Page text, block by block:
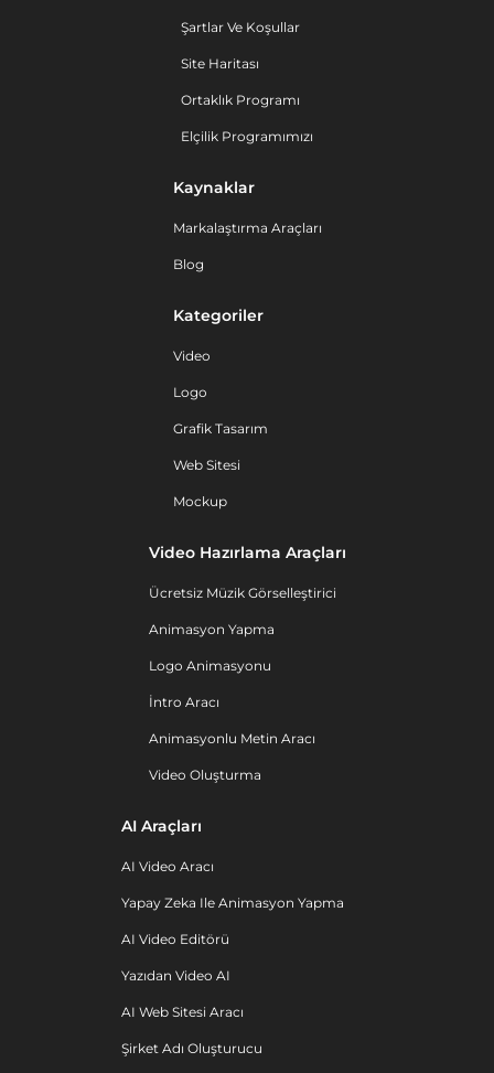
Şartlar Ve Koşullar
Site Haritası
Ortaklık Programı
Elçilik Programımızı
Kaynaklar
Markalaştırma Araçları
Blog
Kategoriler
Video
Logo
Grafik Tasarım
Web Sitesi
Mockup
Video Hazırlama Araçları
Ücretsiz Müzik Görselleştirici
Animasyon Yapma
Logo Animasyonu
İntro Aracı
Animasyonlu Metin Aracı
Video Oluşturma
AI Araçları
AI Video Aracı
Yapay Zeka Ile Animasyon Yapma
AI Video Editörü
Yazıdan Video AI
AI Web Sitesi Aracı
Şirket Adı Oluşturucu